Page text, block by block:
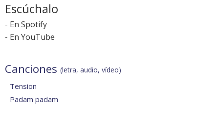
Escúchalo
- En Spotify
- En YouTube
Canciones (letra, audio, vídeo)
Tension
Padam padam